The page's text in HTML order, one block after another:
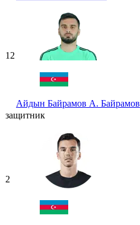
12
Айдын Байрамов А. Байрамов
защитник
2